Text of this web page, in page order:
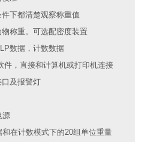
件下都清楚观察称重值
物称重。可选配密度装置
数据，计数数据
件，直接和计算机或打印机连接
口及报警灯
源
和在计数模式下的20组单位重量